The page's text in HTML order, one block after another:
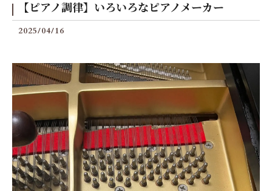
【ピアノ調律】いろいろなピアノメーカー
2025/04/16